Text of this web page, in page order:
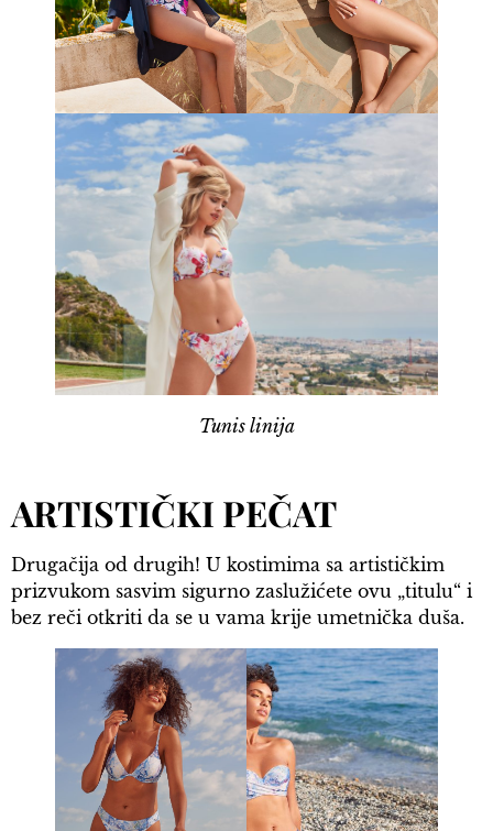
Tunis linija
ARTISTIČKI PEČAT
Drugačija od drugih! U kostimima sa artističkim
prizvukom sasvim sigurno zaslužićete ovu „titulu“ i
bez reči otkriti da se u vama krije umetnička duša.